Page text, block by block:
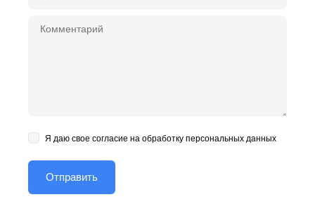
Я даю свое согласие на обработку персональных данных